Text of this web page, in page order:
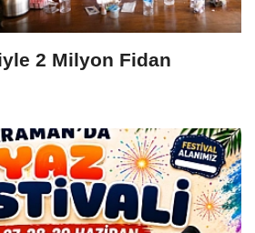
2 Milyon Fidan